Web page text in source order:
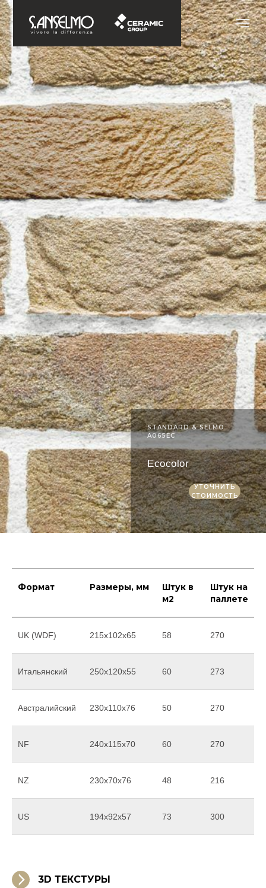
Ecocolor
STANDARD & SELMO
A065EC
УТОЧНИТЬ
СТОИМОСТЬ
Формат Размеры, мм
Штук в
м2
Штук на
паллете
UK (WDF) 215x102x65 58 270
Итальянский 250x120x55 60 273
Австралийский 230x110x76 50 270
NF 240x115x70 60 270
NZ 230x70x76 48 216
US 194x92x57 73 300
3D ТЕКСТУРЫ